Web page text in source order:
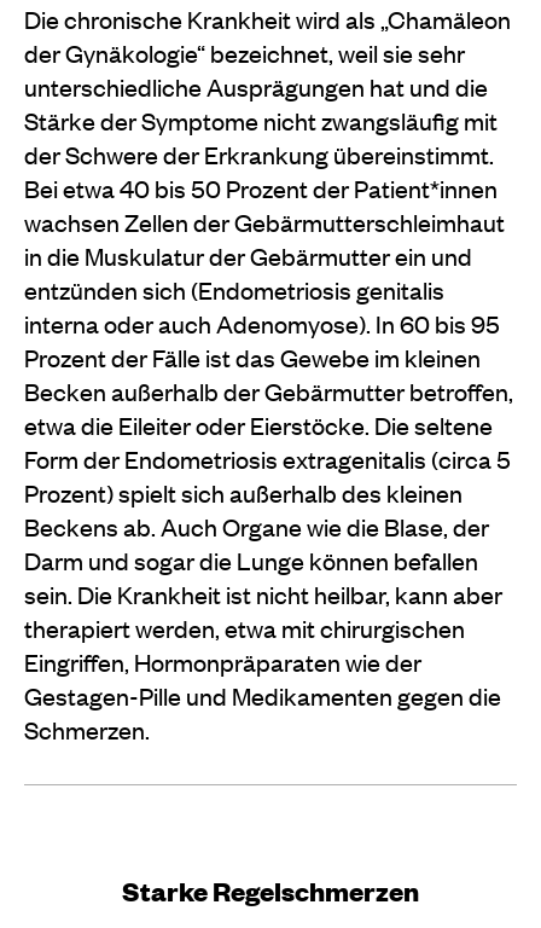
Die chronische Krankheit wird als „Chamäleon
der Gynäkologie“ bezeichnet, weil sie sehr
unterschiedliche Ausprägungen hat und die
Stärke der Symptome nicht zwangsläufig mit
der Schwere der Erkrankung übereinstimmt.
Bei etwa 40 bis 50 Prozent der Patient*innen
wachsen Zellen der Gebärmutterschleimhaut
in die Muskulatur der Gebärmutter ein und
entzünden sich (Endometriosis genitalis
interna oder auch Adenomyose). In 60 bis 95
Prozent der Fälle ist das Gewebe im kleinen
Becken außerhalb der Gebärmutter betroffen,
etwa die Eileiter oder Eierstöcke. Die seltene
Form der Endometriosis extragenitalis (circa 5
Prozent) spielt sich außerhalb des kleinen
Beckens ab. Auch Organe wie die Blase, der
Darm und sogar die Lunge können befallen
sein. Die Krankheit ist nicht heilbar, kann aber
therapiert werden, etwa mit chirurgischen
Eingriffen, Hormonpräparaten wie der
Gestagen-Pille und Medikamenten gegen die
Schmerzen.
Starke Regelschmerzen